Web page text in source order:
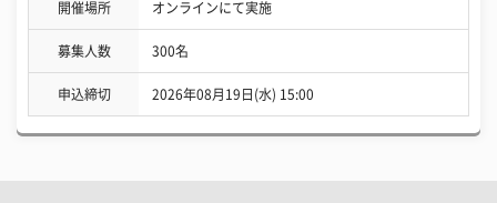
開催場所 オンラインにて実施
募集人数 300名
申込締切 2026年08月19日(水) 15:00